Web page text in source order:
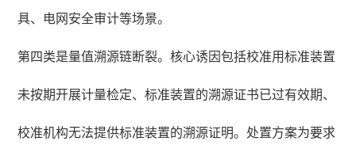
具、电网安全审计等场景。
第四类是量值溯源链断裂。核心诱因包括校准用标准装置
未按期开展计量检定、标准装置的溯源证书已过有效期、
校准机构无法提供标准装置的溯源证明。处置方案为要求